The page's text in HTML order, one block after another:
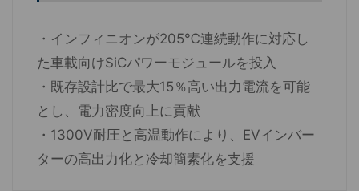
・インフィニオンが205℃連続動作に対応し
た車載向けSiCパワーモジュールを投入
・既存設計比で最大15％高い出力電流を可能
とし、電力密度向上に貢献
・1300V耐圧と高温動作により、EVインバー
ターの高出力化と冷却簡素化を支援